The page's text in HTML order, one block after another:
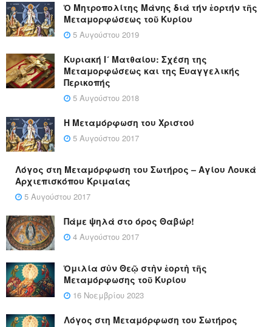
Ὁ Μητροπολίτης Μάνης διά τήν ἑορτήν τῆς
Μεταμορφώσεως τοῦ Κυρίου
5 Αυγούστου 2019
Κυριακή Ι´ Ματθαίου: Σχέση της
Μεταμορφώσεως και της Ευαγγελικής
Περικοπής
5 Αυγούστου 2018
Η Μεταμόρφωση του Χριστού
5 Αυγούστου 2017
Λόγος στη Μεταμόρφωση του Σωτήρος – Αγίου Λουκά
Αρχιεπισκόπου Κριμαίας
5 Αυγούστου 2017
Πάμε ψηλά στο όρος Θαβώρ!
4 Αυγούστου 2017
Ὁμιλία σὺν Θεῷ στὴν ἑορτὴ τῆς
Μεταμόρφωσης τοῦ Κυρίου
16 Νοεμβρίου 2023
Λόγος στη Μεταμόρφωση του Σωτήρος